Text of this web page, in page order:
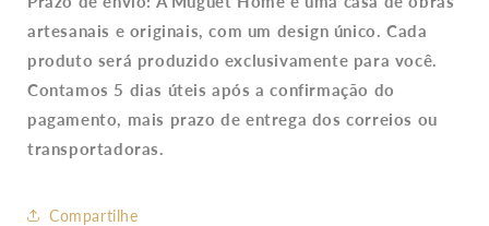
artesanais e originais, com um design único. Cada
produto será produzido exclusivamente para você.
Contamos 5 dias úteis após a confirmação do
pagamento, mais prazo de entrega dos correios ou
transportadoras.
Compartilhe